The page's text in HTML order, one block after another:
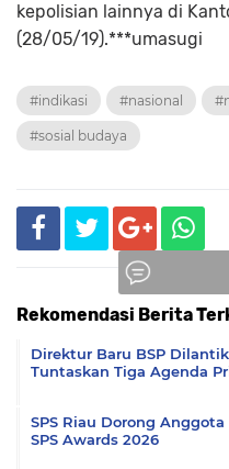
kepolisian lainnya di
(28/05/19).***umasugi
#indikasi #nasional
#sosial budaya
Rekomendasi Berita
Direktur Baru BSP
Tuntaskan Tiga Agenda
SPS Riau Dorong
SPS Awards 2026